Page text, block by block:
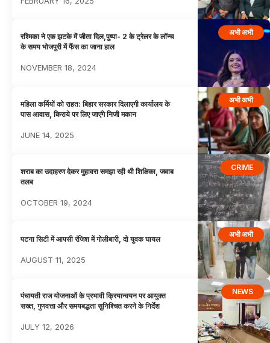
अभी अभी
रश्मिका ने एक झटके में जीता दिल,पुष्पा- 2 के ट्रेलर के लॉन्च
के समय भोजपुरी में फैंस का जाना हाल
NOVEMBER 18, 2024
अभी अभी
महिला कर्मियों को राहत: बिहार सरकार दिलाएगी कार्यालय के
पास आवास, किराये पर लिए जाएंगे निजी मकान
JUNE 14, 2025
CRIME
शराब का उदाहरण देकर मुहावरा समझा रही थी शिक्षिका, जवाब
तलब
OCTOBER 19, 2024
अभी अभी
पटना सिटी में आपसी रंजिश में गोलीबारी, दो युवक घायल
AUGUST 11, 2025
NEWS
पंचायती राज योजनाओं के प्रभावी क्रियान्वयन पर आयुक्त
सख्त, गुणवत्ता और समयबद्धता सुनिश्चित करने के निर्देश
JULY 12, 2026